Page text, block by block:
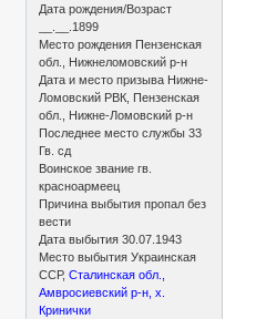
Дата рождения/Возраст
__.__.1899
Место рождения Пензенская
обл., Нижнеломовский р-н
Дата и место призыва Нижне-
Ломовский РВК, Пензенская
обл., Нижне-Ломовский р-н
Последнее место службы 33
Гв. сд
Воинское звание гв.
красноармеец
Причина выбытия пропал без
вести
Дата выбытия 30.07.1943
Место выбытия Украинская
ССР,Сталинская обл.,
Амвросиевский р-н, х.
Кринички